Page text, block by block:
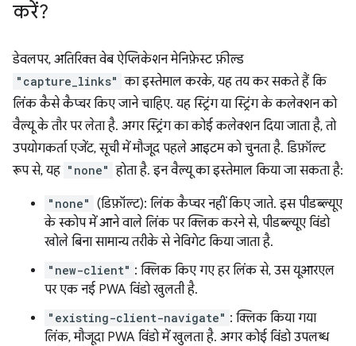
करें?
डेवलपर, अतिरिक्त वेब ऐप्लिकेशन मेनिफ़ेस्ट फ़ील्ड
"capture_links" का इस्तेमाल करके, यह तय कर सकते हैं कि
लिंक कैसे कैप्चर किए जाने चाहिए. यह स्ट्रिंग या स्ट्रिंग के कलेक्शन को
वैल्यू के तौर पर लेता है. अगर स्ट्रिंग का कोई कलेक्शन दिया जाता है, तो
उपयोगकर्ता एजेंट, सूची में मौजूद पहले आइटम को चुनता है. डिफ़ॉल्ट
रूप से, यह "none" होता है. इन वैल्यू का इस्तेमाल किया जा सकता है:
"none" (डिफ़ॉल्ट): लिंक कैप्चर नहीं किए जाते. इस पीडब्ल्यूए
के स्कोप में आने वाले लिंक पर क्लिक करने से, पीडब्ल्यूए विंडो
खोले बिना सामान्य तरीके से नेविगेट किया जाता है.
"new-client" : क्लिक किए गए हर लिंक से, उस यूआरएल
पर एक नई PWA विंडो खुलती है.
"existing-client-navigate" : क्लिक किया गया
लिंक, मौजूदा PWA विंडो में खुलता है. अगर कोई विंडो उपलब्ध